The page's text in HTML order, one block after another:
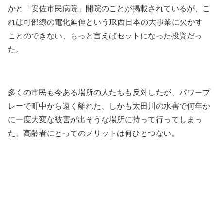
かと「安佐市民病院」開院のことが掲載されているが、こ
れは可部線の電化延伸というJR西日本の大事業に欠かす
ことのできない、もっと言えばセットになった投資だっ
た。
多くの市民も今ある場所の人たちも反対したが、パワープ
レーで町中から遠く離れた、しかも太田川の水害で何年か
に一度大変な被害が出そうな場所に持って行ってしまっ
た。高齢者にとってのメリットは何ひとつない。